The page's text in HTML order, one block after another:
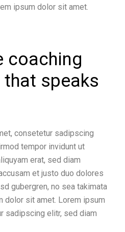
ipsum dolor sit amet.
coaching
that speaks
consetetur sadipscing
tempor invidunt ut
erat, sed diam
et justo duo dolores
gubergren, no sea takimata
dolor sit amet. Lorem ipsum
sadipscing elitr, sed diam